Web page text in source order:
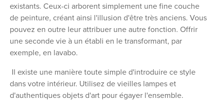
existants. Ceux-ci arborent simplement une fine couche
de peinture, créant ainsi l'illusion d'être très anciens. Vous
pouvez en outre leur attribuer une autre fonction. Offrir
une seconde vie à un établi en le transformant, par
exemple, en lavabo.
Il existe une manière toute simple d'introduire ce style
dans votre intérieur. Utilisez de vieilles lampes et
d'authentiques objets d'art pour égayer l'ensemble.